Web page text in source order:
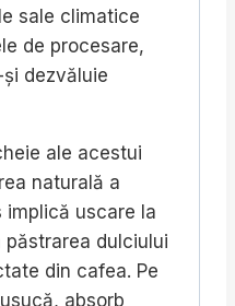
sale climatice
de procesare,
dezvăluie
ale acestui
naturală a
implică uscare la
dulciului
din cafea. Pe
absorb